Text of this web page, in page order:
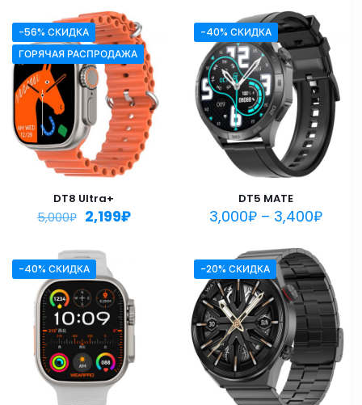
-56% СКИДКА
ГОРЯЧАЯ РАСПРОДАЖА
DT8 Ultra+
5,000₽ 2,199₽
-40% СКИДКА
DT5 MATE
3,000₽ – 3,400₽
-40% СКИДКА -20% СКИДКА